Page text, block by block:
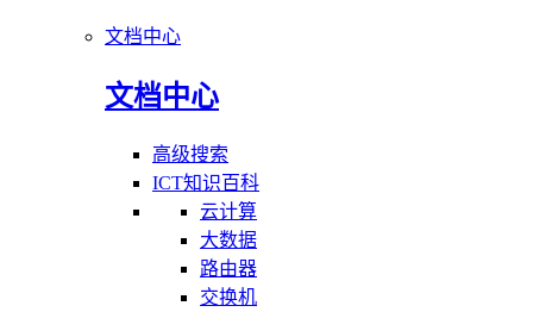
文档中心
文档中心
高级搜索
ICT知识百科
云计算
大数据
路由器
交换机